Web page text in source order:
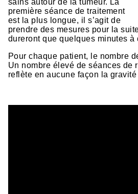
première séance de traitement
est la plus longue, il s’agit de
prendre des mesures pour la
dureront que quelques minutes à
Pour chaque patient, le nombre
Un nombre élevé de séances de
reflète en aucune façon la